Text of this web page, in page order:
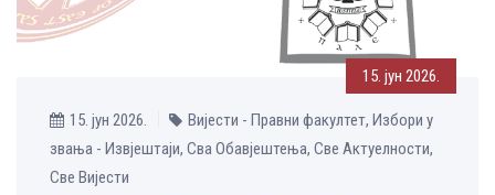
15. јун 2026.
15. јун 2026.
Вијести - Правни факултет, Избори у
звања - Извјештаји, Сва Обавјештења, Све Aктуелности,
Све Вијести